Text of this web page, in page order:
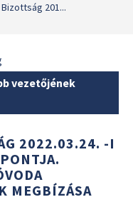
201...
vezetőjének
2022.03.24. -I
MEGBÍZÁSA